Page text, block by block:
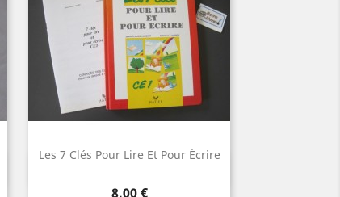
Les 7 Clés Pour Lire Et Pour Écrire
Prix
8,00 €